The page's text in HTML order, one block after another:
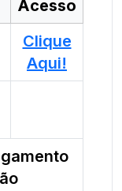
Acesso
Clique
Aqui!